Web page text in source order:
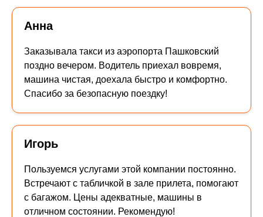
Анна
Заказывала такси из аэропорта Пашковский
поздно вечером. Водитель приехал вовремя,
машина чистая, доехала быстро и комфортно.
Спасибо за безопасную поездку!
Игорь
Пользуемся услугами этой компании постоянно.
Встречают с табличкой в зале прилета, помогают
с багажом. Цены адекватные, машины в
отличном состоянии. Рекомендую!